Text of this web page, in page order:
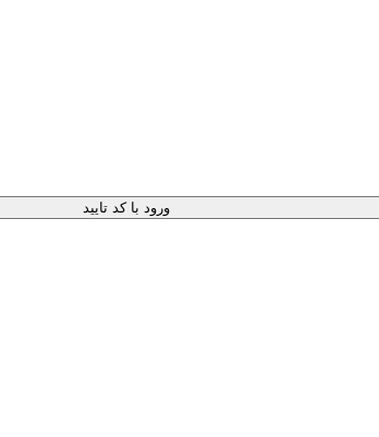
ورود با کد تایید